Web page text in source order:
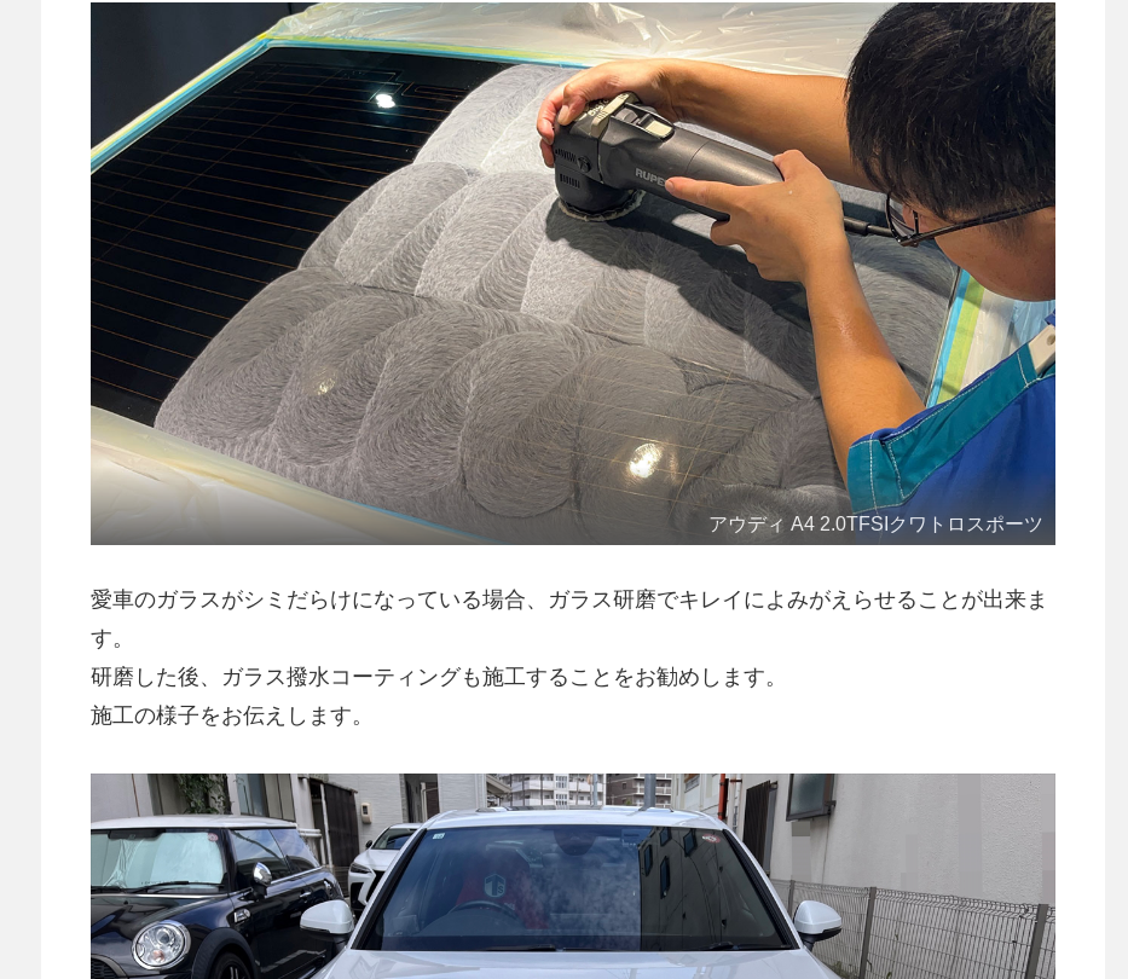
アウディ A4 2.0TFSIクワトロスポーツ
愛車のガラスがシミだらけになっている場合、ガラス研磨でキレイによみがえらせることが出来ま
す。
研磨した後、ガラス撥水コーティングも施工することをお勧めします。
施工の様子をお伝えします。